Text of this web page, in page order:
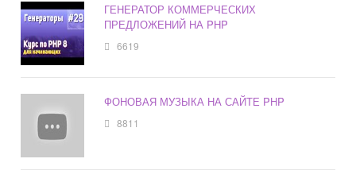
ГЕНЕРАТОР КОММЕРЧЕСКИХ
ПРЕДЛОЖЕНИЙ НА PHP
6619
ФОНОВАЯ МУЗЫКА НА САЙТЕ PHP
8811